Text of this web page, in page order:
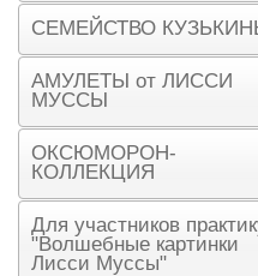
СЕМЕЙСТВО
АМУЛЕТЫ от ЛИССИ
МУССЫ
ОКСЮМОРОН-
КОЛЛЕКЦИЯ
Для участников
"Волшебные картинки
Лисси Муссы"